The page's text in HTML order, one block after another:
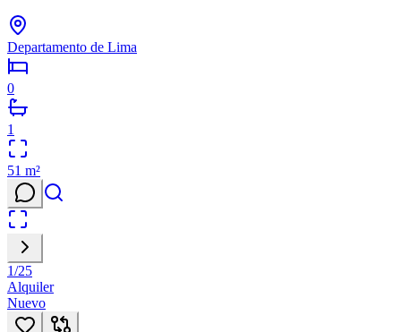
Departamento de Lima
0
1
51 m²
1/25
Alquiler
Nuevo